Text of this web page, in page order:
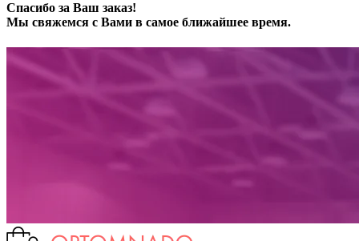
Спасибо за Ваш заказ!
Мы свяжемся с Вами в самое ближайшее время.